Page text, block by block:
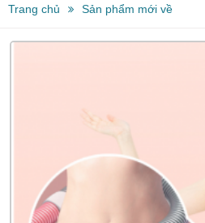
Trang chủ Sản phẩm mới về